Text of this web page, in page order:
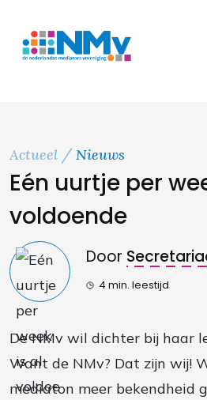
Actueel Nieuws
Eén uurtje per
voldoende
Door
4 min. leestijd
De NMv wil dichter bij haar
Want de NMv? Dat zijn wij!
mediaton meer bekendheid